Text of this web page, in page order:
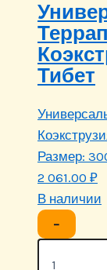
Тибет
Размер:
2 061.00 ₽
В наличии
−